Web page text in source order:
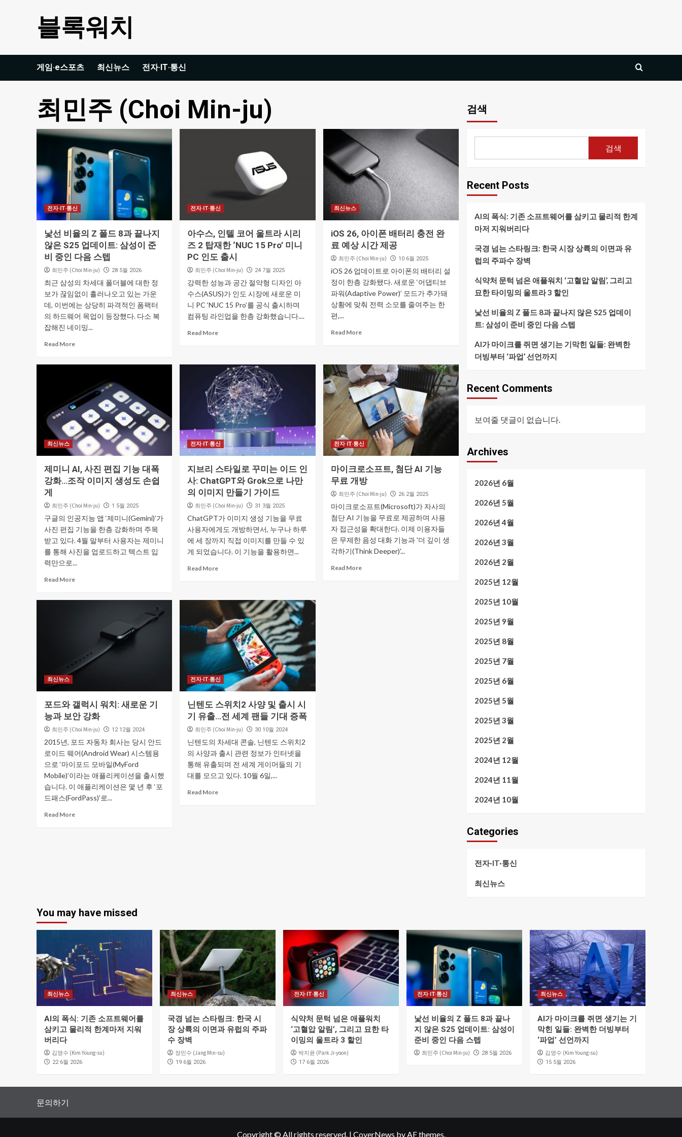
블록워치
게임·e스포츠 최신뉴스 전자·IT·통신
최민주 (Choi Min-ju)
전자·IT·통신
낯선 비율의 Z 폴드 8과 끝나지
않은 S25 업데이트: 삼성이 준
비 중인 다음 스텝
최민주 (Choi Min-ju) 28 5월 2026
최근 삼성의 차세대 폴더블에 대한 정
보가 끊임없이 흘러나오고 있는 가운
데, 이번에는 상당히 파격적인 폼팩터
의 하드웨어 목업이 등장했다. 다소 복
잡해진 네이밍...
Read More
전자·IT·통신
아수스, 인텔 코어 울트라 시리
즈 2 탑재한 ‘NUC 15 Pro’ 미니
PC 인도 출시
최민주 (Choi Min-ju) 24 7월 2025
강력한 성능과 공간 절약형 디자인 아
수스(ASUS)가 인도 시장에 새로운 미
니 PC ‘NUC 15 Pro’를 공식 출시하며
컴퓨팅 라인업을 한층 강화했습니다....
Read More
최신뉴스
iOS 26, 아이폰 배터리 충전 완
료 예상 시간 제공
최민주 (Choi Min-ju) 10 6월 2025
iOS 26 업데이트로 아이폰의 배터리 설
정이 한층 강화됐다. 새로운 ‘어댑티브
파워(Adaptive Power)’ 모드가 추가돼
상황에 맞춰 전력 소모를 줄여주는 한
편,...
Read More
최신뉴스
제미니 AI, 사진 편집 기능 대폭
강화…조작 이미지 생성도 손쉽
게
최민주 (Choi Min-ju) 1 5월 2025
구글의 인공지능 앱 ‘제미니(Gemini)’가
사진 편집 기능을 한층 강화하며 주목
받고 있다. 4월 말부터 사용자는 제미니
를 통해 사진을 업로드하고 텍스트 입
력만으로...
Read More
전자·IT·통신
지브리 스타일로 꾸미는 이드 인
사: ChatGPT와 Grok으로 나만
의 이미지 만들기 가이드
최민주 (Choi Min-ju) 31 3월 2025
ChatGPT가 이미지 생성 기능을 무료
사용자에게도 개방하면서, 누구나 하루
에 세 장까지 직접 이미지를 만들 수 있
게 되었습니다. 이 기능을 활용하면...
Read More
전자·IT·통신
마이크로소프트, 첨단 AI 기능
무료 개방
최민주 (Choi Min-ju) 26 2월 2025
마이크로소프트(Microsoft)가 자사의
첨단 AI 기능을 무료로 제공하며 사용
자 접근성을 확대한다. 이제 이용자들
은 무제한 음성 대화 기능과 '더 깊이 생
각하기(Think Deeper)'...
Read More
최신뉴스
포드와 갤럭시 워치: 새로운 기
능과 보안 강화
최민주 (Choi Min-ju) 12 12월 2024
2015년, 포드 자동차 회사는 당시 안드
로이드 웨어(Android Wear) 시스템용
으로 ‘마이포드 모바일(MyFord
Mobile)’이라는 애플리케이션을 출시했
습니다. 이 애플리케이션은 몇 년 후 ‘포
드패스(FordPass)’로...
Read More
전자·IT·통신
닌텐도 스위치2 사양 및 출시 시
기 유출…전 세계 팬들 기대 증폭
최민주 (Choi Min-ju) 30 10월 2024
닌텐도의 차세대 콘솔, 닌텐도 스위치2
의 사양과 출시 관련 정보가 인터넷을
통해 유출되며 전 세계 게이머들의 기
대를 모으고 있다. 10월 6일,...
Read More
검색
검색
Recent Posts
AI의 폭식: 기존 소프트웨어를 삼키고 물리적 한계
마저 지워버리다
국경 넘는 스타링크: 한국 시장 상륙의 이면과 유
럽의 주파수 장벽
식약처 문턱 넘은 애플워치 ‘고혈압 알림’, 그리고
묘한 타이밍의 울트라 3 할인
낯선 비율의 Z 폴드 8과 끝나지 않은 S25 업데이
트: 삼성이 준비 중인 다음 스텝
AI가 마이크를 쥐면 생기는 기막힌 일들: 완벽한
더빙부터 ‘파업’ 선언까지
Recent Comments
보여줄 댓글이 없습니다.
Archives
2026년 6월
2026년 5월
2026년 4월
2026년 3월
2026년 2월
2025년 12월
2025년 10월
2025년 9월
2025년 8월
2025년 7월
2025년 6월
2025년 5월
2025년 3월
2025년 2월
2024년 12월
2024년 11월
2024년 10월
Categories
전자·IT·통신
최신뉴스
You may have missed
최신뉴스
AI의 폭식: 기존 소프트웨어를
삼키고 물리적 한계마저 지워
버리다
김영수 (Kim Young-su)
22 6월 2026
최신뉴스
국경 넘는 스타링크: 한국 시
장 상륙의 이면과 유럽의 주파
수 장벽
장민수 (Jang Min-su)
19 6월 2026
전자·IT·통신
식약처 문턱 넘은 애플워치
‘고혈압 알림’, 그리고 묘한 타
이밍의 울트라 3 할인
박지윤 (Park Ji-yoon)
17 6월 2026
전자·IT·통신
낯선 비율의 Z 폴드 8과 끝나
지 않은 S25 업데이트: 삼성이
준비 중인 다음 스텝
최민주 (Choi Min-ju) 28 5월 2026
최신뉴스
AI가 마이크를 쥐면 생기는 기
막힌 일들: 완벽한 더빙부터
‘파업’ 선언까지
김영수 (Kim Young-su)
15 5월 2026
문의하기
Copyright © All rights reserved. | CoverNews by AF themes.